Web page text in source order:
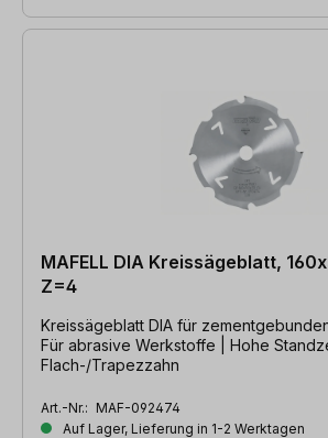
MAFELL DIA Kreissägeblatt,
Z=4
Kreissägeblatt DIA für
Für abrasive Werkstoffe | Hohe
Flach-/Trapezzahn
Art.-Nr.: MAF-092474
Auf Lager, Lieferung in 1-2 Werktagen